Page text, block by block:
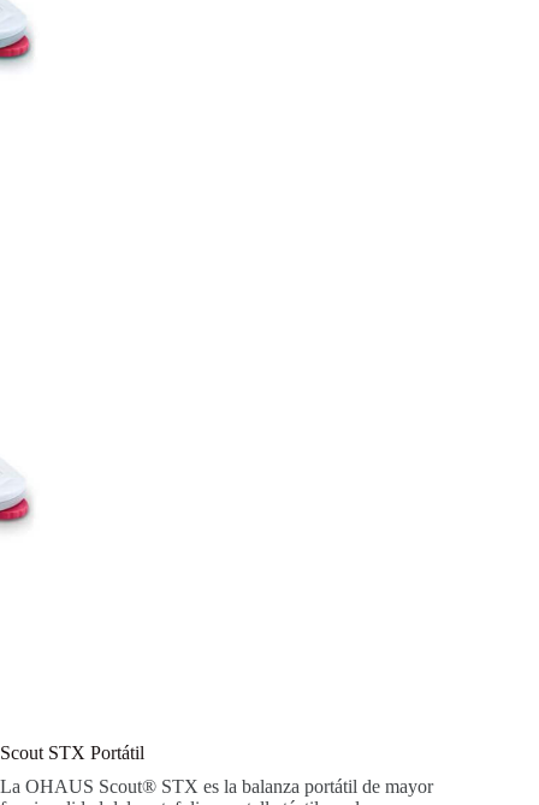
Scout STX Portátil
La OHAUS Scout® STX es la balanza portátil de mayor